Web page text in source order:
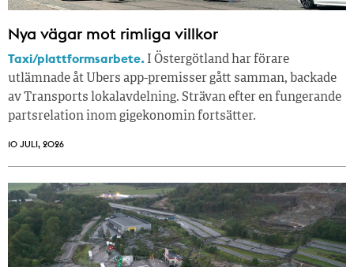
Nya vägar mot rimliga villkor
Taxi/plattformsarbete. I Östergötland har förare
utlämnade åt Ubers app-premisser gått samman, backade
av Transports lokalavdelning. Strävan efter en fungerande
partsrelation inom gigekonomin fortsätter.
10 JULI, 2026